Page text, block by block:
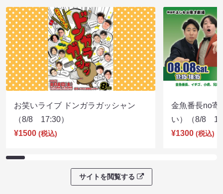
お笑いライブ ドンガラガッシャン
（8/8 17:30）
¥1500 (税込)
金魚番長no寄
い）（8/8
¥1300 (税込)
サイトを閲覧する